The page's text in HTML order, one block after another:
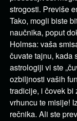
strogosti. Previše
Tako, mogli biste
naučnika, poput
Holmsa: vaša
čuvate tajnu, kada
astrologiji vi ste
ozbiljnosti vaših
tradicije, i čovek bi
vrhuncu te misije!
rečnika. Ali ste